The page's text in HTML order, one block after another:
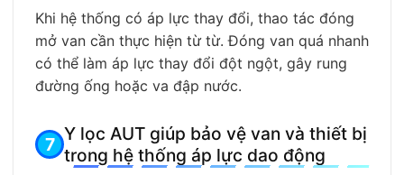
Khi hệ thống có áp lực thay đổi, thao tác đóng
mở van cần thực hiện từ từ. Đóng van quá nhanh
có thể làm áp lực thay đổi đột ngột, gây rung
đường ống hoặc va đập nước.
Y lọc AUT giúp bảo vệ van và thiết bị
trong hệ thống áp lực dao động